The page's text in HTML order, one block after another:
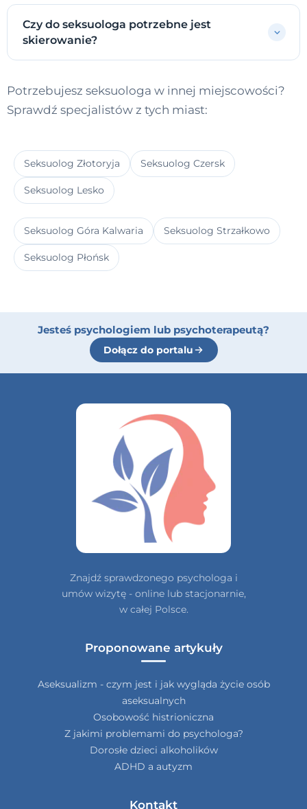
Czy do seksuologa potrzebne jest
skierowanie?
Potrzebujesz seksuologa w innej miejscowości?
Sprawdź specjalistów z tych miast:
Seksuolog Złotoryja Seksuolog Czersk
Seksuolog Lesko
Seksuolog Góra Kalwaria Seksuolog Strzałkowo
Seksuolog Płońsk
Jesteś psychologiem lub psychoterapeutą?
Dołącz do portalu
Znajdź sprawdzonego psychologa i
umów wizytę - online lub stacjonarnie,
w całej Polsce.
Proponowane artykuły
Aseksualizm - czym jest i jak wygląda życie osób
aseksualnych
Osobowość histrioniczna
Z jakimi problemami do psychologa?
Dorosłe dzieci alkoholików
ADHD a autyzm
Kontakt